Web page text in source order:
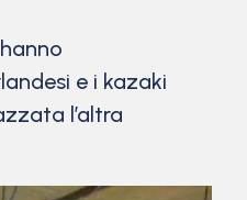
e i kazaki
l’altra